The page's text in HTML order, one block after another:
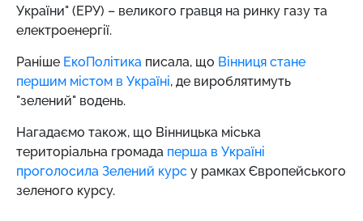
України" (ЕРУ) – великого гравця на ринку газу та
електроенергії.
Раніше ЕкоПолітика писала, що Вінниця стане
першим містом в Україні, де вироблятимуть
"зелений" водень.
Нагадаємо також, що Вінницька міська
територіальна громада перша в Україні
проголосила Зелений курс у рамках Європейського
зеленого курсу.